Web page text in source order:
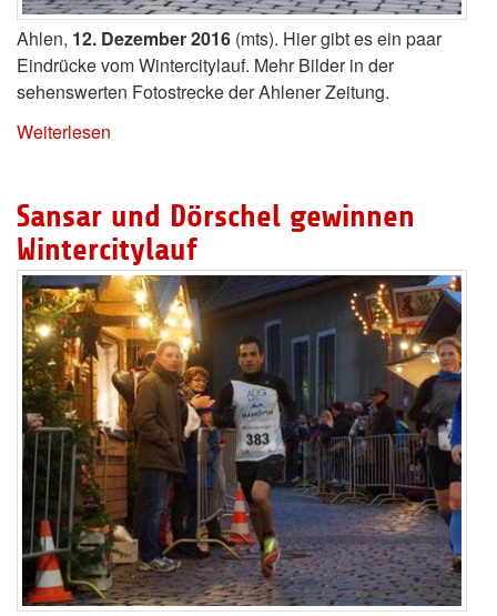
Ahlen, 12. Dezember 2016 (mts). Hier gibt es ein paar
Eindrücke vom Wintercitylauf. Mehr Bilder in der
sehenswerten Fotostrecke der Ahlener Zeitung.
Weiterlesen
Sansar und Dörschel gewinnen
Wintercitylauf